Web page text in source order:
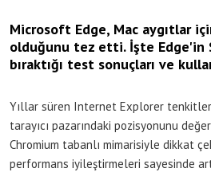
Microsoft Edge, Mac aygıtlar
olduğunu tez etti. İşte Edge'in
bıraktığı test sonuçları ve
Yıllar süren Internet Explorer
tarayıcı pazarındaki pozisyonunu
Chromium tabanlı mimarisiyle dikkat
performans iyileştirmeleri sayesinde